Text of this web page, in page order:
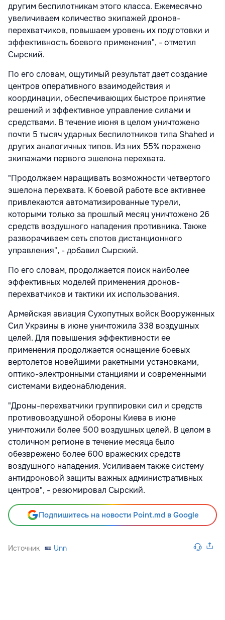
другим беспилотникам этого класса. Ежемесячно
увеличиваем количество экипажей дронов-
перехватчиков, повышаем уровень их подготовки и
эффективность боевого применения", - отметил
Сырский.
По его словам, ощутимый результат дает создание
центров оперативного взаимодействия и
координации, обеспечивающих быстрое принятие
решений и эффективное управление силами и
средствами. В течение июня в целом уничтожено
почти 5 тысяч ударных беспилотников типа Shahed и
других аналогичных типов. Из них 55% поражено
экипажами первого эшелона перехвата.
"Продолжаем наращивать возможности четвертого
эшелона перехвата. К боевой работе все активнее
привлекаются автоматизированные турели,
которыми только за прошлый месяц уничтожено 26
средств воздушного нападения противника. Также
разворачиваем сеть спотов дистанционного
управления", - добавил Сырский.
По его словам, продолжается поиск наиболее
эффективных моделей применения дронов-
перехватчиков и тактики их использования.
Армейская авиация Сухопутных войск Вооруженных
Сил Украины в июне уничтожила 338 воздушных
целей. Для повышения эффективности ее
применения продолжается оснащение боевых
вертолетов новейшими ракетными установками,
оптико-электронными станциями и современными
системами видеонаблюдения.
"Дроны-перехватчики группировки сил и средств
противовоздушной обороны Киева в июне
уничтожили более 500 воздушных целей. В целом в
столичном регионе в течение месяца было
обезврежено более 600 вражеских средств
воздушного нападения. Усиливаем также систему
антидроновой защиты важных административных
центров", - резюмировал Сырский.
Подпишитесь на новости Point.md в Google
Источник Unn